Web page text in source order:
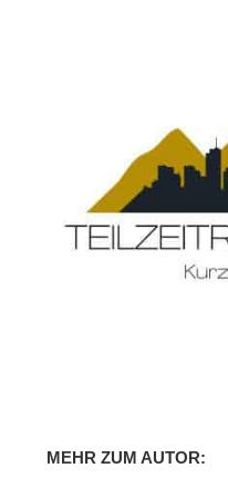
MEHR ZUM AUTOR: